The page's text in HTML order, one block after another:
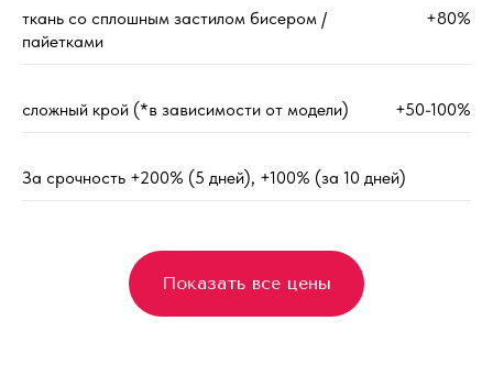
ткань со сплошным застилом бисером /
пайетками
+80%
сложный крой (*в зависимости от модели) +50-100%
За срочность +200% (5 дней), +100% (за 10 дней)
Показать все цены